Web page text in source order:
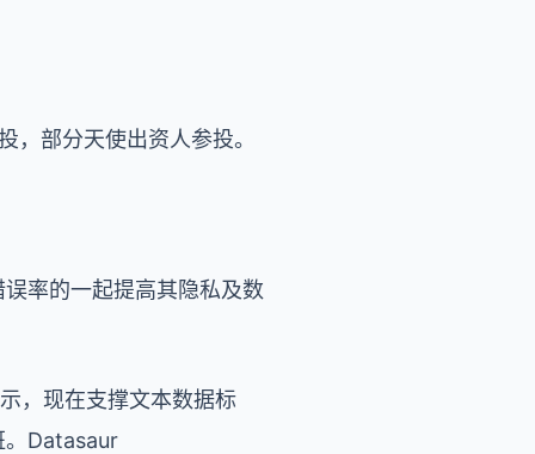
部分天使出资人参投。
率的一起提高其隐私及数
，现在支撑文本数据标
Datasaur